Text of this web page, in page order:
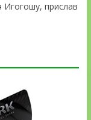
прислав